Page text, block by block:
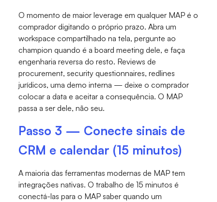
O momento de maior leverage em qualquer MAP é o
comprador digitando o próprio prazo. Abra um
workspace compartilhado na tela, pergunte ao
champion quando é a board meeting dele, e faça
engenharia reversa do resto. Reviews de
procurement, security questionnaires, redlines
jurídicos, uma demo interna — deixe o comprador
colocar a data e aceitar a consequência. O MAP
passa a ser dele, não seu.
Passo 3 — Conecte sinais de
CRM e calendar (15 minutos)
A maioria das ferramentas modernas de MAP tem
integrações nativas. O trabalho de 15 minutos é
conectá-las para o MAP saber quando um